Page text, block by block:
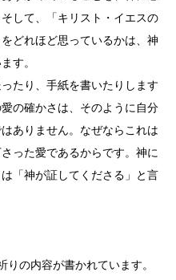
して、「キリスト・イエスの
どれほど思っているかは、神
す。
たり、手紙を書いたりします
の確かさは、そのように自分
ありません。なぜならこれは
った愛であるからです。神に
「神が証してくださる」と言
の内容が書かれています。